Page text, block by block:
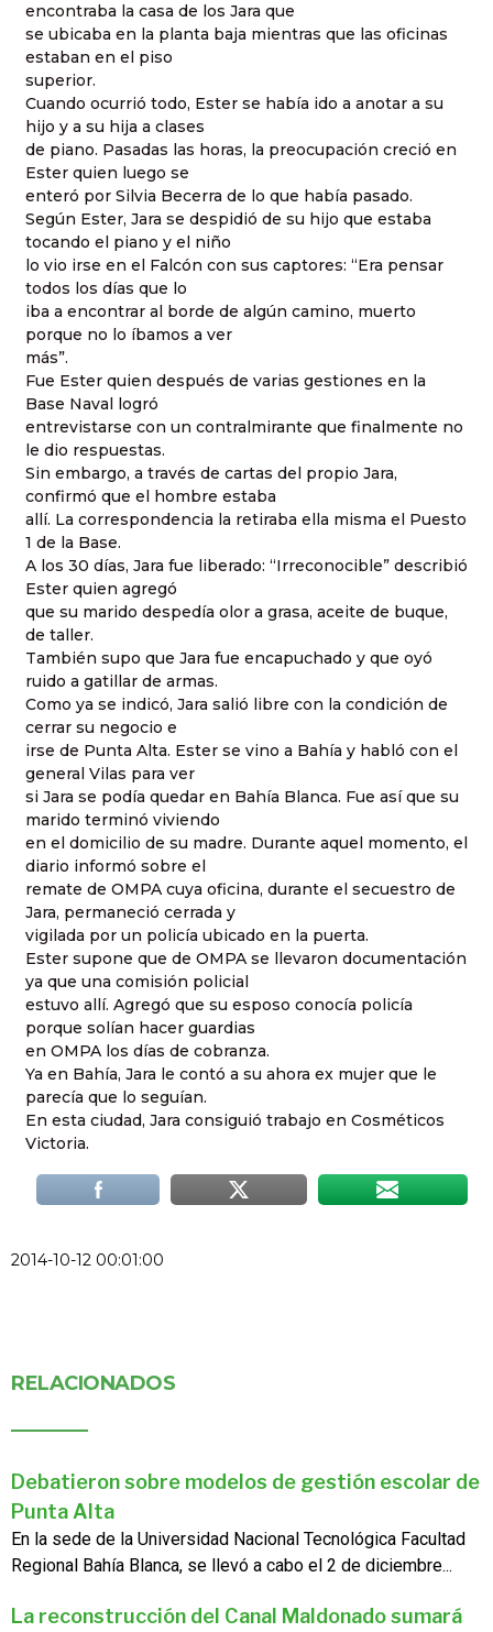
encontraba la casa de los Jara que
se ubicaba en la planta baja mientras que las oficinas
estaban en el piso
superior.
Cuando ocurrió todo, Ester se había ido a anotar a su
hijo y a su hija a clases
de piano. Pasadas las horas, la preocupación creció en
Ester quien luego se
enteró por Silvia Becerra de lo que había pasado.
Según Ester, Jara se despidió de su hijo que estaba
tocando el piano y el niño
lo vio irse en el Falcón con sus captores: “Era pensar
todos los días que lo
iba a encontrar al borde de algún camino, muerto
porque no lo íbamos a ver
más”.
Fue Ester quien después de varias gestiones en la
Base Naval logró
entrevistarse con un contralmirante que finalmente no
le dio respuestas.
Sin embargo, a través de cartas del propio Jara,
confirmó que el hombre estaba
allí. La correspondencia la retiraba ella misma el Puesto
1 de la Base.
A los 30 días, Jara fue liberado: “Irreconocible” describió
Ester quien agregó
que su marido despedía olor a grasa, aceite de buque,
de taller.
También supo que Jara fue encapuchado y que oyó
ruido a gatillar de armas.
Como ya se indicó, Jara salió libre con la condición de
cerrar su negocio e
irse de Punta Alta. Ester se vino a Bahía y habló con el
general Vilas para ver
si Jara se podía quedar en Bahía Blanca. Fue así que su
marido terminó viviendo
en el domicilio de su madre. Durante aquel momento, el
diario informó sobre el
remate de OMPA cuya oficina, durante el secuestro de
Jara, permaneció cerrada y
vigilada por un policía ubicado en la puerta.
Ester supone que de OMPA se llevaron documentación
ya que una comisión policial
estuvo allí. Agregó que su esposo conocía policía
porque solían hacer guardias
en OMPA los días de cobranza.
Ya en Bahía, Jara le contó a su ahora ex mujer que le
parecía que lo seguían.
En esta ciudad, Jara consiguió trabajo en Cosméticos
Victoria.
2014-10-12 00:01:00
RELACIONADOS
Debatieron sobre modelos de gestión escolar de
Punta Alta
En la sede de la Universidad Nacional Tecnológica Facultad
Regional Bahía Blanca, se llevó a cabo el 2 de diciembre...
La reconstrucción del Canal Maldonado sumará